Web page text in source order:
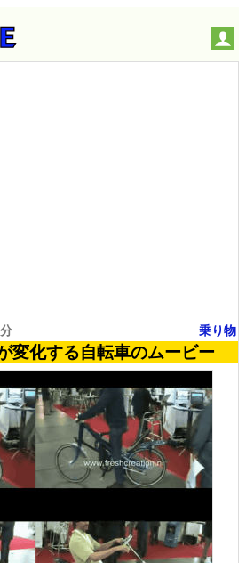
乗り物
変化する自転車のムービー